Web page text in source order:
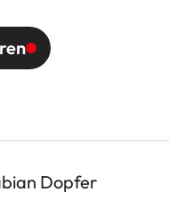
Dopfer